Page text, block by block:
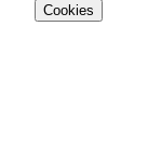
Cookies